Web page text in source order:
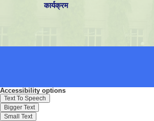
कार्यक्रम
Accessibility options
Text To Speech
Bigger Text
Small Text